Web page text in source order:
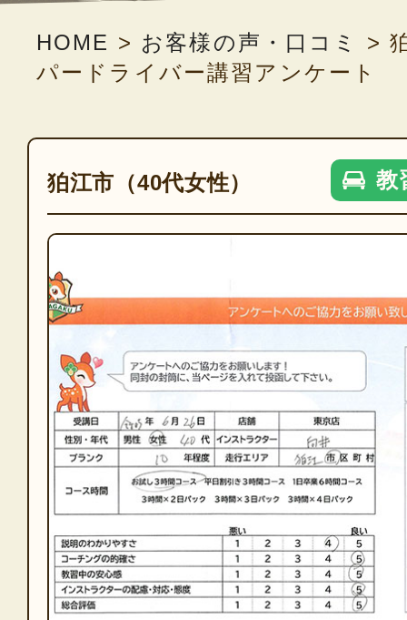
HOME > お客様の声・口コミ >
パードライバー講習アンケート
狛江市（40代女性） 教